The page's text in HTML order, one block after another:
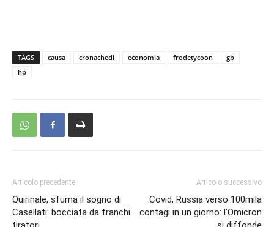
TAGS causa cronachedi economia frodetycoon
gb
hp
Articolo precedente
Quirinale, sfuma il sogno di
Casellati: bocciata da franchi
Articolo successivo
Covid, Russia verso 100mila
contagi in un giorno: l’Omicron